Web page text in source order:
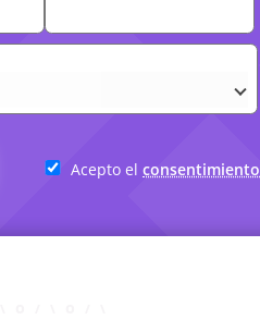
Acepto elconsentimiento